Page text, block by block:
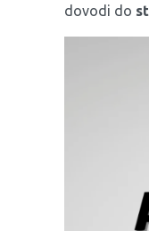
dovodi do